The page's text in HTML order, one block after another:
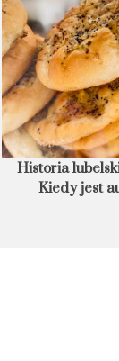
Historia
Kiedy jest